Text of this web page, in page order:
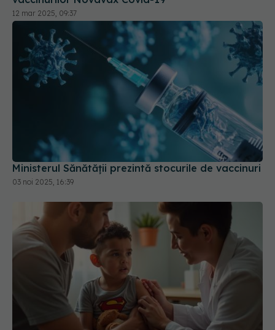
Ministerul Sănătății prezintă stocurile de vaccinuri
Medic epidemiolog: Copilul nevaccinat reprezintă
un risc pentru sine şi cei din jur
24 apr 2025, 14:31